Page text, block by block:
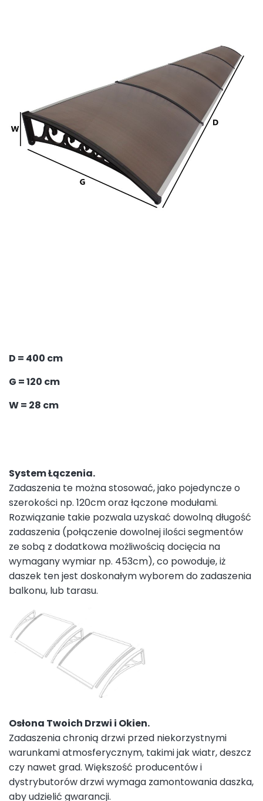
D = 400 cm
G = 120 cm
W = 28 cm
System Łączenia.
Zadaszenia te można stosować, jako pojedyncze o
szerokości np. 120cm oraz łączone modułami.
Rozwiązanie takie pozwala uzyskać dowolną długość
zadaszenia (połączenie dowolnej ilości segmentów
ze sobą z dodatkowa możliwością docięcia na
wymagany wymiar np. 453cm), co powoduje, iż
daszek ten jest doskonałym wyborem do zadaszenia
balkonu, lub tarasu.
Osłona Twoich Drzwi i Okien.
Zadaszenia chronią drzwi przed niekorzystnymi
warunkami atmosferycznym, takimi jak wiatr, deszcz
czy nawet grad. Większość producentów i
dystrybutorów drzwi wymaga zamontowania daszka,
aby udzielić gwarancji.